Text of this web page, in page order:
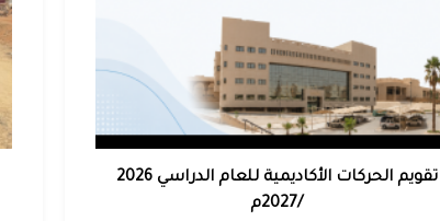
تقويم الحركات الأكاديمية للعام الدراسي 2026
/2027م